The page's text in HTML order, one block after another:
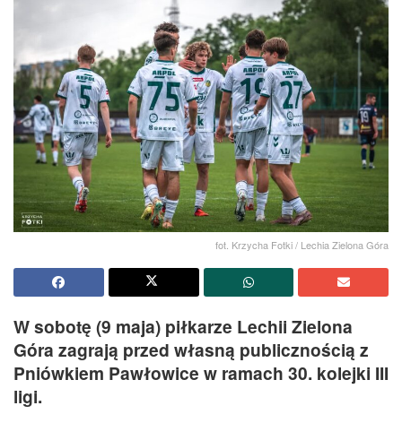
fot. Krzycha Fotki / Lechia Zielona Góra
W sobotę (9 maja) piłkarze Lechii Zielona
Góra zagrają przed własną publicznością z
Pniówkiem Pawłowice w ramach 30. kolejki III
ligi.